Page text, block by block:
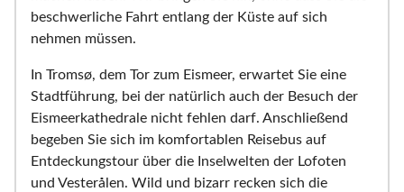
beschwerliche Fahrt entlang der Küste auf sich
nehmen müssen.
In Tromsø, dem Tor zum Eismeer, erwartet Sie eine
Stadtführung, bei der natürlich auch der Besuch der
Eismeerkathedrale nicht fehlen darf. Anschließend
begeben Sie sich im komfortablen Reisebus auf
Entdeckungstour über die Inselwelten der Lofoten
und Vesterålen. Wild und bizarr recken sich die